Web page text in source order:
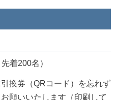
着200名）
換券（QRコード）を忘れず
願いいたします（印刷して